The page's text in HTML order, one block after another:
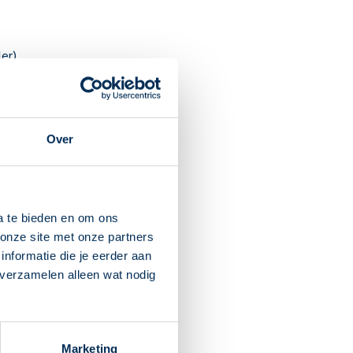
Over
te bieden en om ons
site met onze partners
die je eerder aan
alleen wat nodig
Marketing
extra drinkt als u diarree
van vocht,
bijwerkingen.
uw ogen krijgt. Het kan
mogen tot 3 maanden na